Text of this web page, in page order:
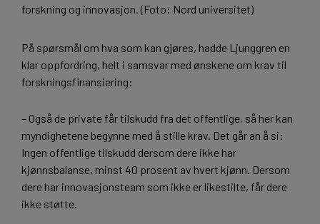
forskning og innovasjon. (Foto: Nord universitet)
På spørsmål om hva som kan gjøres, hadde Ljunggren en
klar oppfordring, helt i samsvar med ønskene om krav til
forskningsfinansiering:
– Også de private får tilskudd fra det offentlige, så her kan
myndighetene begynne med å stille krav. Det går an å si:
Ingen offentlige tilskudd dersom dere ikke har
kjønnsbalanse, minst 40 prosent av hvert kjønn. Dersom
dere har innovasjonsteam som ikke er likestilte, får dere
ikke støtte.